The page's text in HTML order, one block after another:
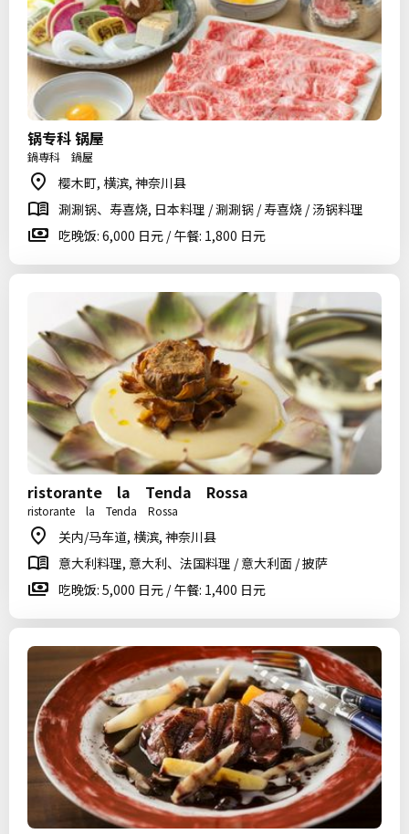
锅专科 锅屋
鍋専科 鍋屋
樱木町, 横滨, 神奈川县
涮涮锅、寿喜烧, 日本料理 / 涮涮锅 / 寿喜烧 / 汤锅料理
吃晚饭: 6,000 日元 / 午餐: 1,800 日元
ristorante la Tenda Rossa
ristorante la Tenda Rossa
关内/马车道, 横滨, 神奈川县
意大利料理, 意大利、法国料理 / 意大利面 / 披萨
吃晚饭: 5,000 日元 / 午餐: 1,400 日元